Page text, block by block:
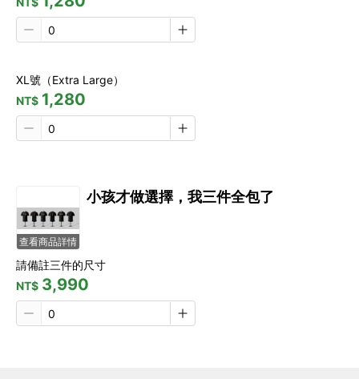
XL號（Extra Large）
NT$ 1,280
查看商品詳情
小孩才做選擇，我三件全包了
請備註三件的尺寸
NT$ 3,990